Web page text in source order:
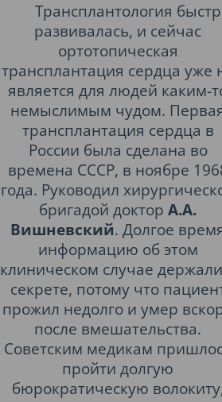
Трансплантология
развивалась, и сейчас
ортотопическая
трансплантация сердца уже
является для людей каким-
немыслимым чудом.
трансплантация сердца в
России была сделана во
времена СССР, в ноябре
года. Руководил
бригадой доктор А.А.
Вишневский. Долгое
информацию об этом
клиническом случае
секрете, потому что
прожил недолго и умер
после вмешательства.
Советским медикам
пройти долгую
бюрократическую